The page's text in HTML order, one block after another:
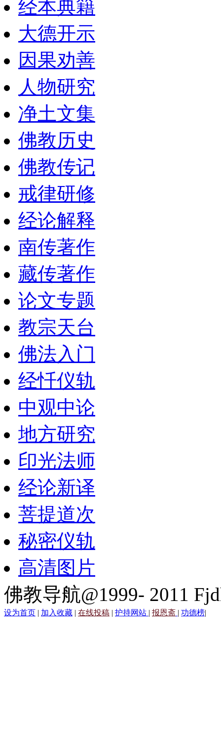
经本典籍
大德开示
因果劝善
人物研究
净土文集
佛教历史
佛教传记
戒律研修
经论解释
南传著作
藏传著作
论文专题
教宗天台
佛法入门
经忏仪轨
中观中论
地方研究
印光法师
经论新译
菩提道次
秘密仪轨
高清图片
佛教导航@1999- 2011
设为首页 | 加入收藏 | 在线投稿 | 护持网站 | 报恩斋 | 功德榜|